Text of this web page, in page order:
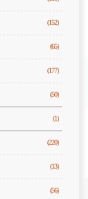
(152)
(65)
(177)
(50)
(1)
(220)
(13)
(56)